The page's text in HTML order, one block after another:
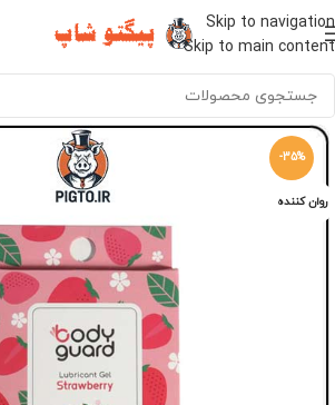
Skip to navigation
Skip to main content
-35%
روان کننده